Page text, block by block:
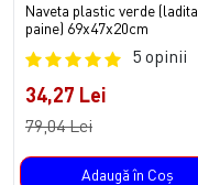
Naveta plastic verde (ladita
paine) 69x47x20cm
5 opinii
34,27 Lei
79,04 Lei
Adaugă în Coş